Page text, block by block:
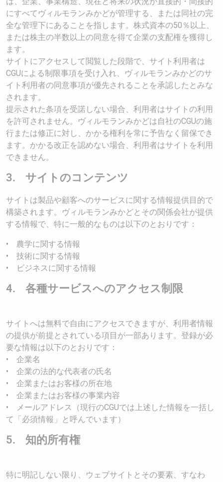
にすべてヴィルモランみかどが管理する、または同社の完
全な管理下にあることを指します。株式資本の50％以上、
または株主の半数以上の同意を得て企業の支配権を獲得し
ます。
サイトにアクセスして閲覧した段階で、サイト利用者は
CGUによる制限事項を受け入れ、ヴィルモランみかどのサ
イト利用者の同意事項が優先されることを承認したとみな
されます。
提示された条項を受諾しない場合、利用者はサイトの利用
を許可されません。ヴィルモランみかどは自社のCGUの施
行または修正に対し、かかる権利を常に予告なく留保でき
ます。かかる改正を認めない場合、利用者はサイトを利用
できません。
3. サイトのコンテンツ
サイトは製品や顧客へのサービスに関する情報提供目的で
構築されます。ヴィルモランみかどとその関係会社が提供
する情報で、特に一般的なものは以下のとおりです：
• 農学に関する情報
• 技術に関する情報
• ビジネスに関する情報
4. 各種サービスへのアクセス制限
サイトへは無料で自由にアクセスできますが、利用者情報
の提供が前提とされている項目が一部あります。登録が必
要な情報は以下のとおりです：
• 企業名
• 企業の法的な代表者の氏名
• 企業またはお客様の所在地
• 企業またはお客様の事業内容
• メールアドレス（現行のCGUでは上述した情報を一括し
て「必須情報」と呼んでいます）
5. 知的所有権
特に明記しない限り、ウェブサイトとその要素、すなわ